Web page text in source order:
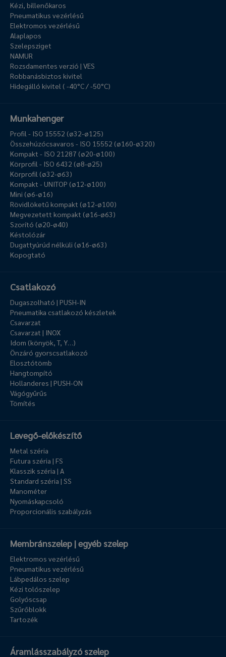
Kézi, billenőkaros
Pneumatikus vezérlésű
Elektromos vezérlésű
Alaplapos
Szelepsziget
NAMUR
Rozsdamentes verzió | VES
Robbanásbiztos kivitel
Hidegálló kivitel ( -40°C / -50°C)
Munkahenger
Profil - ISO 15552 (ø32-ø125)
Összehúzócsavaros - ISO 15552 (ø160-ø320)
Kompakt - ISO 21287 (ø20-ø100)
Körprofil - ISO 6432 (ø8-ø25)
Körprofil (ø32-ø63)
Kompakt - UNITOP (ø12-ø100)
Mini (ø6-ø16)
Rövidlöketű kompakt (ø12-ø100)
Megvezetett kompakt (ø16-ø63)
Szorító (ø20-ø40)
Késtolózár
Dugattyúrúd nélküli (ø16-ø63)
Kopogtató
Csatlakozó
Dugaszolható | PUSH-IN
Pneumatika csatlakozó készletek
Csavarzat
Csavarzat | INOX
Idom (könyök, T, Y…)
Önzáró gyorscsatlakozó
Elosztótömb
Hangtompító
Hollanderes | PUSH-ON
Vágógyűrűs
Tömítés
Levegő-előkészítő
Metal széria
Futura széria | FS
Klasszik széria | A
Standard széria | SS
Manométer
Nyomáskapcsoló
Proporcionális szabályzás
Membránszelep | egyéb szelep
Elektromos vezérlésű
Pneumatikus vezérlésű
Lábpedálos szelep
Kézi tolószelep
Golyóscsap
Szűrőblokk
Tartozék
Áramlásszabályzó szelep